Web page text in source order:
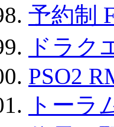
予約制
ドラク
PSO2
トーラ